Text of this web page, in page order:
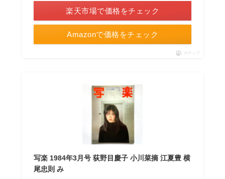
Amazonで価格をチェック
楽天市場で価格をチェック
ポチップ
写楽 1984年3月号 荻野目慶子 小川菜摘 江夏豊 横
尾忠則 み